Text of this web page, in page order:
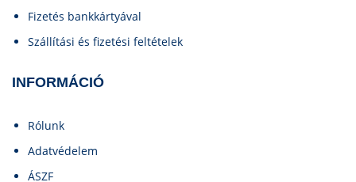
Fizetés bankkártyával
Szállítási és fizetési feltételek
INFORMÁCIÓ
Rólunk
Adatvédelem
ÁSZF